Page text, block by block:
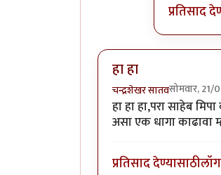
प्रतिसाद
हा हा
चन्द्रशेखर सातवसोमवार, 21/
हा हा हा,परा साहेब
असा एक धागा काढावा
प्रतिसाद देण्यासाठी